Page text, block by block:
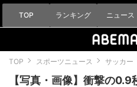
TOP ランキング ニュース
TOP スポーツニュース サッカー
【写真・画像】衝撃の